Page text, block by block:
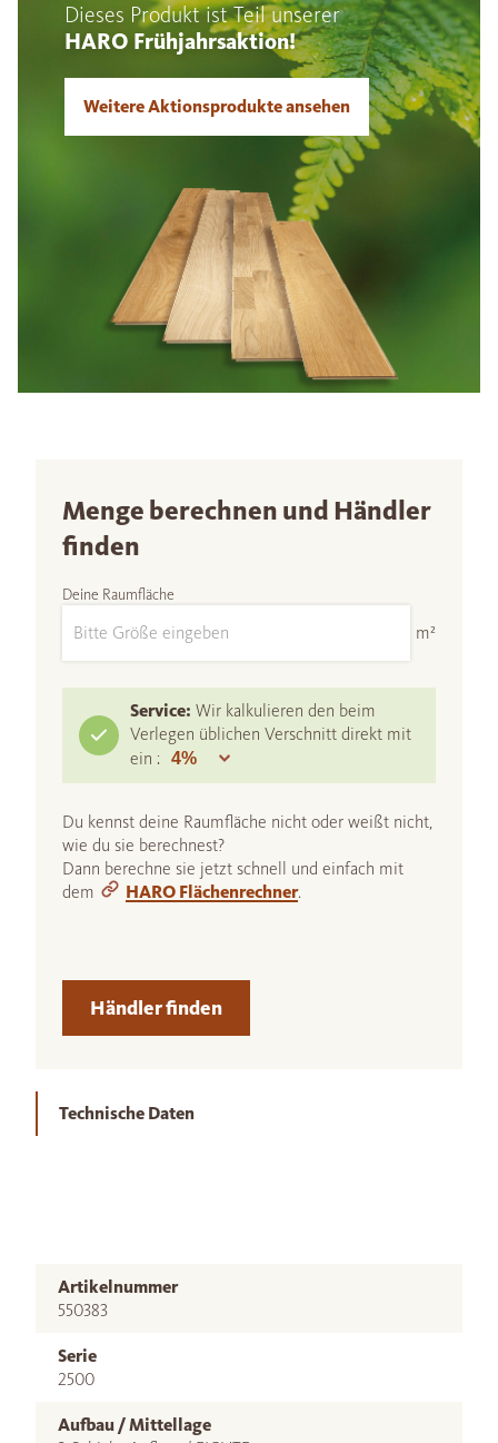
Dieses Produkt ist Teil unserer
HARO Frühjahrsaktion!
Weitere Aktionsprodukte ansehen
Menge berechnen und Händler
finden
Deine Raumfläche
m²
Service: Wir kalkulieren den beim
Verlegen üblichen Verschnitt direkt mit
ein :
Du kennst deine Raumfläche nicht oder weißt nicht,
wie du sie berechnest?
Dann berechne sie jetzt schnell und einfach mit
dem
HARO Flächenrechner.
Händler finden
Technische Daten
Artikelnummer
550383
Serie
2500
Aufbau / Mittellage